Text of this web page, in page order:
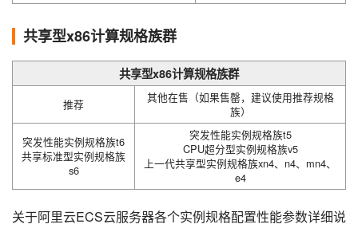
共享型x86计算规格族群
共享型x86计算规格族群
推荐
其他在售（如果售罄，建议使用推荐规格
族）
突发性能实例规格族t6
共享标准型实例规格族
s6
突发性能实例规格族t5
CPU超分型实例规格族v5
上一代共享型实例规格族xn4、n4、mn4、
e4
关于阿里云ECS云服务器各个实例规格配置性能参数详细说